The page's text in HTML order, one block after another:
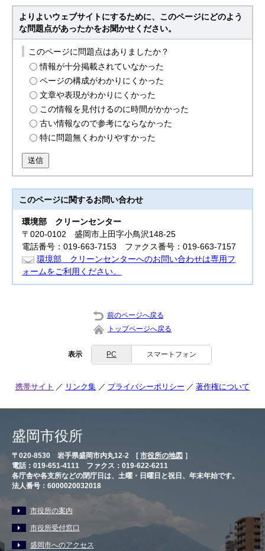
よりよいウェブサイトにするために、このページにどのよう
な問題点があったかをお聞かせください。
このページに問題点はありましたか？
情報が十分掲載されていなかった
ページの構成がわかりにくかった
文章や表現がわかりにくかった
この情報を見付けるのに時間がかかった
古い情報なので参考にならなかった
特に問題無くわかりやすかった
送信
このページに関するお問い合わせ
環境部 クリーンセンター
〒020-0102 盛岡市上田字小鳥沢148-25
電話番号：019-663-7153 ファクス番号：019-663-7157
環境部 クリーンセンターへのお問い合わせは専用フ
ォームをご利用ください。
前のページへ戻る
トップページへ戻る
表示 PC スマートフォン
携帯サイト リンク集 プライバシーポリシー 著作権について
盛岡市役所
〒020-8530 岩手県盛岡市内丸12-2 [ 市役所の地図 ］
電話：019-651-4111 ファクス：019-622-6211
各庁舎や各支所などの閉庁日は、土曜・日曜日と祝日、年末年始です。
法人番号：6000020032018
市役所の案内
市役所受付窓口
盛岡市へのアクセス